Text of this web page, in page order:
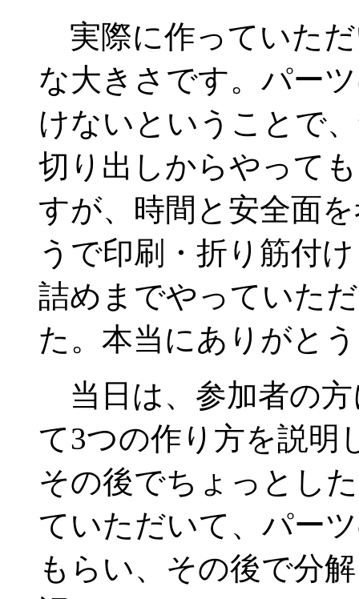
実際に作っていた
な大きさです。パー
けないということで
切り出しからやって
すが、時間と安全面
うで印刷・折り筋付
詰めまでやっていた
た。本当にありがと
当日は、参加者の方
て3つの作り方を説明
その後でちょっとし
ていただいて、パー
もらい、その後で分